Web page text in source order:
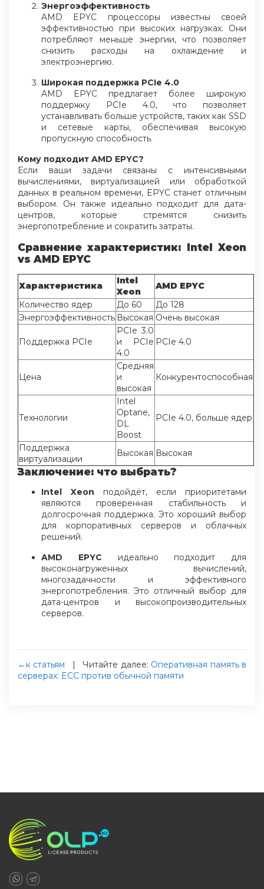
Энергоэффективность
AMD EPYC процессоры известны своей
эффективностью при высоких нагрузках. Они
потребляют меньше энергии, что позволяет
снизить расходы на охлаждение и
электроэнергию.
Широкая поддержка PCIe 4.0
AMD EPYC предлагает более широкую
поддержку PCIe 4.0, что позволяет
устанавливать больше устройств, таких как SSD
и сетевые карты, обеспечивая высокую
пропускную способность.
Кому подходит AMD EPYC?
Если ваши задачи связаны с интенсивными
вычислениями, виртуализацией или обработкой
данных в реальном времени, EPYC станет отличным
выбором. Он также идеально подходит для дата-
центров, которые стремятся снизить
энергопотребление и сократить затраты.
Сравнение характеристик: Intel Xeon
vs AMD EPYC
Характеристика
Intel
Xeon
AMD EPYC
Количество ядер
До 60
До 128
Энергоэффективность Высокая Очень высокая
Поддержка PCIe
PCIe 3.0
и PCIe
4.0
PCIe 4.0
Цена
Средняя
и
высокая
Конкурентоспособная
Технологии
Intel
Optane,
DL
Boost
PCIe 4.0, больше ядер
Поддержка
виртуализации
Высокая Высокая
Заключение: что выбрать?
Intel Xeon подойдёт, если приоритетами
являются проверенная стабильность и
долгосрочная поддержка. Это хороший выбор
для корпоративных серверов и облачных
решений.
AMD EPYC идеально подходит для
высоконагруженных вычислений,
многозадачности и эффективного
энергопотребления. Это отличный выбор для
дата-центров и высокопроизводительных
серверов.
←к статьям | Читайте далее: Оперативная память в
серверах: ECC против обычной памяти